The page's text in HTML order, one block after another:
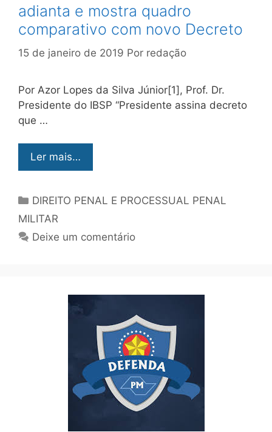
adianta e mostra quadro
comparativo com novo Decreto
15 de janeiro de 2019 Por redação
Por Azor Lopes da Silva Júnior[1], Prof. Dr.
Presidente do IBSP “Presidente assina decreto
que …
Ler mais…
DIREITO PENAL E PROCESSUAL PENAL
MILITAR
Deixe um comentário